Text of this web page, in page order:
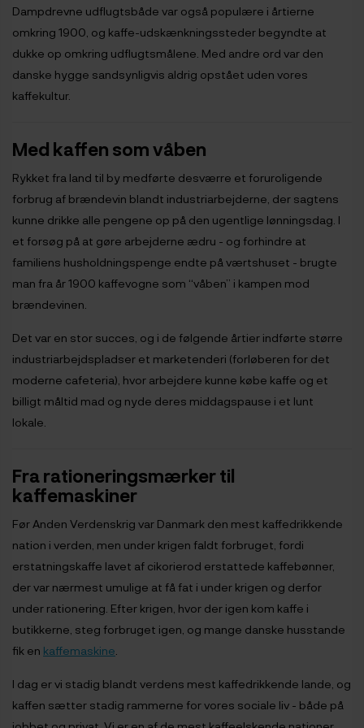
Dampdrevne udflugtsbåde var også populære i årtierne
omkring 1900, og kaffe-udskænkningssteder begyndte at
dukke op omkring udflugtsmålene. Med andre ord var den
danske hygge sandsynligvis aldrig opstået uden vores
kaffekultur.
Med kaffen som våben
Rykket fra land til by medførte desværre et foruroligende
forbrug af brændevin blandt industriarbejderne, der sagtens
kunne drikke alle pengene op på den ugentlige lønningsdag. I
et forsøg på at gøre arbejderne ædru - og forhindre at
familiens husholdningspenge endte på værtshuset - brugte
man fra år 1900 kaffevogne som “våben” i kampen mod
brændevinen.
Det var en stor succes, og i de følgende årtier indførte større
industriarbejdspladser et marketenderi (forløberen for det
moderne cafeteria), hvor arbejdere kunne købe kaffe og et
billigt måltid mad og nyde deres middagspause i et lunt
lokale.
Fra rationeringsmærker til
kaffemaskiner
Før Anden Verdenskrig var Danmark den mest kaffedrikkende
nation i verden, men under krigen faldt forbruget, fordi
erstatningskaffe lavet af cikorierod erstattede kaffebønner,
der var nærmest umulige at få fat i under krigen og derfor
under rationering. Efter krigen, hvor der igen kom kaffe i
butikkerne, steg forbruget igen, og mange danske husstande
fik en kaffemaskine
I dag er vi stadig blandt verdens mest kaffedrikkende lande, og
kaffen sætter stadig rammerne for vores sociale liv - både på